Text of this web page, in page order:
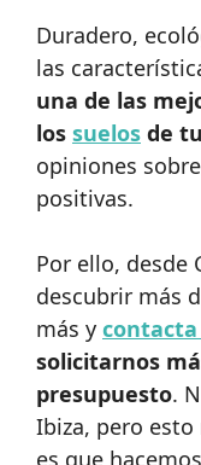
Duradero,
las
una de las
los suelos de
opiniones
positivas.
Por ello, desde
descubrir más
más y
solicitarnos
presupuesto.
Ibiza, pero